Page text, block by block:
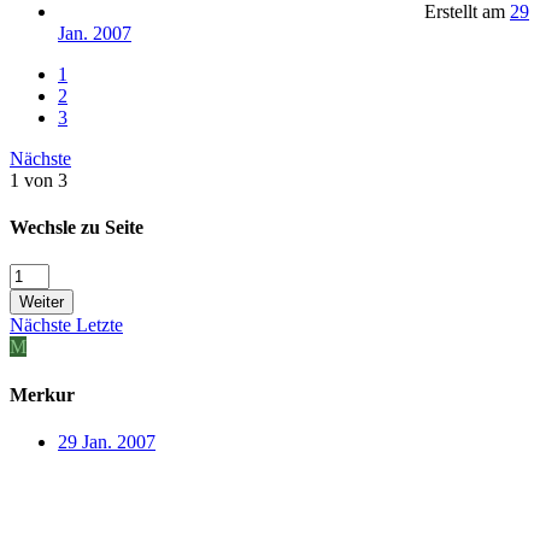
Erstellt am 29
Jan. 2007
1
2
3
Nächste
1 von 3
Wechsle zu Seite
Weiter
Nächste Letzte
M
Merkur
29 Jan. 2007